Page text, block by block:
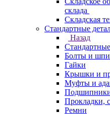
склада
Складская
Стандартные
Назад
Болты и
Гайки
Крышки и
Муфты и
Прокладки,
Ремни